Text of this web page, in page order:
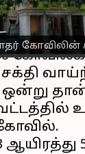
கோவிலின்
ஒன்று